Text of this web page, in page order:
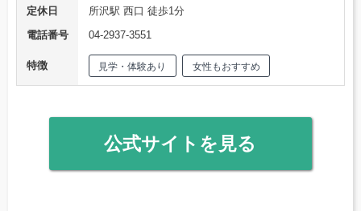
定休日
所沢駅 西口 徒歩1分
電話番号
04-2937-3551
特徴 見学・体験あり 女性もおすすめ
公式サイトを見る